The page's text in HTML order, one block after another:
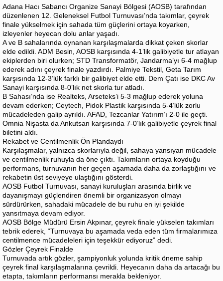
Adana Hacı Sabancı Organize Sanayi Bölgesi (AOSB) tarafından
düzenlenen 12. Geleneksel Futbol Turnuvası’nda​ takımlar, çeyrek
finale yükselmek için sahada tüm güçlerini ortaya koyarken,
izleyenler heyecan dolu anlar yaşadı.
A ve B sahalarında oynanan karşılaşmalarda dikkat çeken skorlar
elde edildi. ADM Besin, AOSB karşısında 4-1’lik galibiyetle tur atlayan
ekiplerden biri olurken; STD Transformatör, Jandarma’yı 6-4 mağlup
ederek adını çeyrek finale yazdırdı. Palmiye Tekstil, Geta Tarım
karşısında 12-3’lük farklı bir galibiyet elde etti. Dem Çatı ise DKC Av
Sanayi karşısında 8-0’lık net skorla tur atladı.
B Sahası’nda ise Realteks, Arseteks’i 5-3 mağlup ederek yoluna
devam ederken; Ceytech, Pidok Plastik karşısında 5-4’lük zorlu
mücadeleden galip ayrıldı. AFAD, Tezcanlar Yatırım’ı 2-0 ile geçti.
Omnia Nişasta da Ankutsan karşısında 7-0’lık galibiyetle çeyrek final
biletini aldı.
Rekabet ve Centilmenlik Ön Plandaydı
​Karşılaşmalar​, yalnızca skorlarıyla değil, sahaya yansıyan mücadele
ve centilmenlik ruhuyla da öne çıktı. Takımların ortaya koyduğu
performans, turnuvanın her geçen aşamada daha da zorlaştığını ve
rekabetin üst seviyeye ulaştığını gösterdi.
AOSB Futbol Turnuvası, sanayi kuruluşları arasında birlik ve
dayanışmayı güçlendiren önemli bir organizasyon olmayı
sürdürürken, sahadaki mücadele de bu ruhu en iyi şekilde
yansıtmaya devam ediyor.
AOSB Bölge Müdürü Ersin Akpınar, çeyrek finale yükselen takımları
tebrik ederek, “Turnuvaya bu aşamada veda eden tüm firmalarımıza
centilmence mücadeleleri için teşekkür ediyoruz” dedi.
Gözler Çeyrek Finalde
Turnuvada artık gözler, şampiyonluk yolunda kritik öneme sahip
çeyrek final karşılaşmalarına çevrildi. Heyecanın daha da artacağı bu
etapta, takımların performansı merakla bekleniyor.